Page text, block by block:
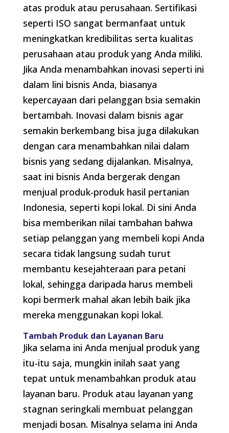
atas produk atau perusahaan. Sertifikasi
seperti ISO sangat bermanfaat untuk
meningkatkan kredibilitas serta kualitas
perusahaan atau produk yang Anda miliki.
Jika Anda menambahkan inovasi seperti ini
dalam lini bisnis Anda, biasanya
kepercayaan dari pelanggan bsia semakin
bertambah. Inovasi dalam bisnis agar
semakin berkembang bisa juga dilakukan
dengan cara menambahkan nilai dalam
bisnis yang sedang dijalankan. Misalnya,
saat ini bisnis Anda bergerak dengan
menjual produk-produk hasil pertanian
Indonesia, seperti kopi lokal. Di sini Anda
bisa memberikan nilai tambahan bahwa
setiap pelanggan yang membeli kopi Anda
secara tidak langsung sudah turut
membantu kesejahteraan para petani
lokal, sehingga daripada harus membeli
kopi bermerk mahal akan lebih baik jika
mereka menggunakan kopi lokal.
Tambah Produk dan Layanan Baru
Jika selama ini Anda menjual produk yang
itu-itu saja, mungkin inilah saat yang
tepat untuk menambahkan produk atau
layanan baru. Produk atau layanan yang
stagnan seringkali membuat pelanggan
menjadi bosan. Misalnya selama ini Anda